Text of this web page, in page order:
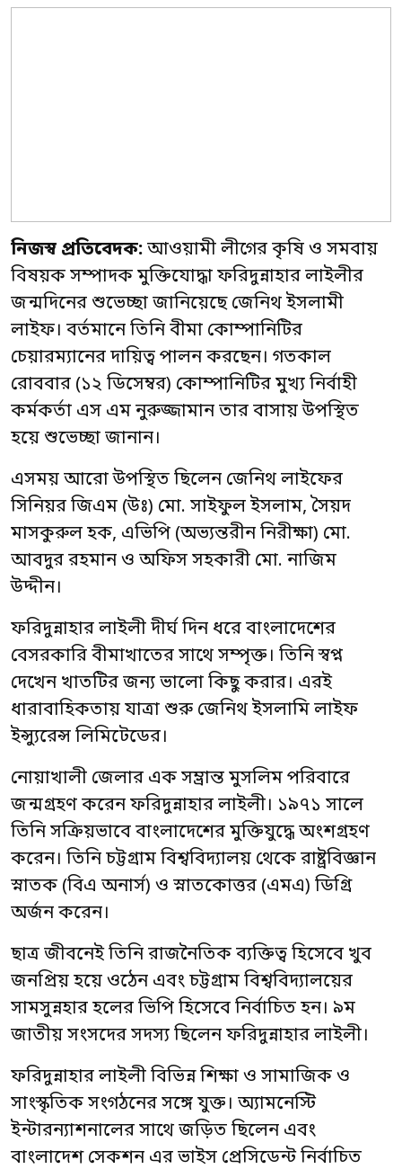
নিজস্ব প্রতিবেদক:আওয়ামী লীগের কৃষি ও সমবায়
বিষয়ক সম্পাদক মুক্তিযোদ্ধা ফরিদুন্নাহার লাইলীর
জন্মদিনের শুভেচ্ছা জানিয়েছে জেনিথ ইসলামী
লাইফ। বর্তমানে তিনি বীমা কোম্পানিটির
চেয়ারম্যানের দায়িত্ব পালন করছেন। গতকাল
রোববার (১২ ডিসেম্বর) কোম্পানিটির মুখ্য নির্বাহী
কর্মকর্তা এস এম নুরুজ্জামান তার বাসায় উপস্থিত
হয়ে শুভেচ্ছা জানান।
এসময় আরো উপস্থিত ছিলেন জেনিথ লাইফের
সিনিয়র জিএম (উঃ) মো. সাইফুল ইসলাম, সৈয়দ
মাসকুরুল হক, এভিপি (অভ্যন্তরীন নিরীক্ষা) মো.
আবদুর রহমান ও অফিস সহকারী মো. নাজিম
উদ্দীন।
ফরিদুন্নাহার লাইলী দীর্ঘ দিন ধরে বাংলাদেশের
বেসরকারি বীমাখাতের সাথে সম্পৃক্ত। তিনি স্বপ্ন
দেখেন খাতটির জন্য ভালো কিছু করার। এরই
ধারাবাহিকতায় যাত্রা শুরু জেনিথ ইসলামি লাইফ
ইন্স্যুরেন্স লিমিটেডের।
নোয়াখালী জেলার এক সম্ভ্রান্ত মুসলিম পরিবারে
জন্মগ্রহণ করেন ফরিদুন্নাহার লাইলী। ১৯৭১ সালে
তিনি সক্রিয়ভাবে বাংলাদেশের মুক্তিযুদ্ধে অংশগ্রহণ
করেন। তিনি চট্টগ্রাম বিশ্ববিদ্যালয় থেকে রাষ্ট্রবিজ্ঞান
স্নাতক (বিএ অনার্স) ও স্নাতকোত্তর (এমএ) ডিগ্রি
অর্জন করেন।
ছাত্র জীবনেই তিনি রাজনৈতিক ব্যক্তিত্ব হিসেবে খুব
জনপ্রিয় হয়ে ওঠেন এবং চট্টগ্রাম বিশ্ববিদ্যালয়ের
সামসুন্নহার হলের ভিপি হিসেবে নির্বাচিত হন। ৯ম
জাতীয় সংসদের সদস্য ছিলেন ফরিদুন্নাহার লাইলী।
ফরিদুন্নাহার লাইলী বিভিন্ন শিক্ষা ও সামাজিক ও
সাংস্কৃতিক সংগঠনের সঙ্গে যুক্ত। অ্যামনেস্টি
ইন্টারন্যাশনালের সাথে জড়িত ছিলেন এবং
বাংলাদেশ সেকশন এর ভাইস প্রেসিডেন্ট নির্বাচিত